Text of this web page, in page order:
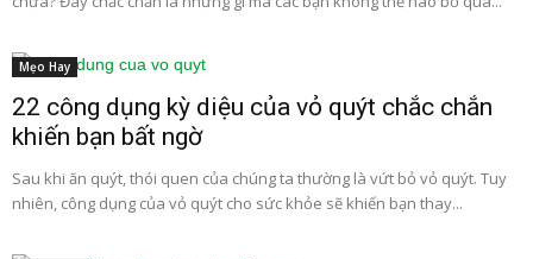
Mẹo Hay
22 công dụng kỳ diệu của vỏ quýt chắc chắn
khiến bạn bất ngờ
Sau khi ăn quýt, thói quen của chúng ta thường là vứt bỏ vỏ quýt. Tuy
nhiên, công dụng của vỏ quýt cho sức khỏe sẽ khiến bạn thay...